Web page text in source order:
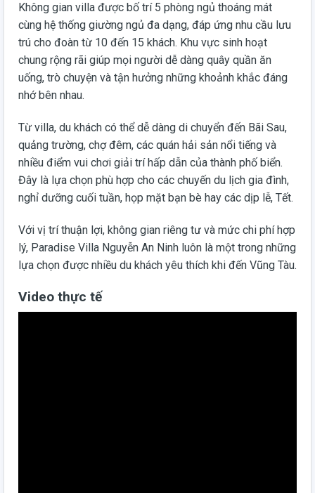
Không gian villa được bố trí 5 phòng ngủ thoáng mát
cùng hệ thống giường ngủ đa dạng, đáp ứng nhu cầu lưu
trú cho đoàn từ 10 đến 15 khách. Khu vực sinh hoạt
chung rộng rãi giúp mọi người dễ dàng quây quần ăn
uống, trò chuyện và tận hưởng những khoảnh khắc đáng
nhớ bên nhau.
Từ villa, du khách có thể dễ dàng di chuyển đến Bãi Sau,
quảng trường, chợ đêm, các quán hải sản nổi tiếng và
nhiều điểm vui chơi giải trí hấp dẫn của thành phố biển.
Đây là lựa chọn phù hợp cho các chuyến du lịch gia đình,
nghỉ dưỡng cuối tuần, họp mặt bạn bè hay các dịp lễ, Tết.
Với vị trí thuận lợi, không gian riêng tư và mức chi phí hợp
lý, Paradise Villa Nguyễn An Ninh luôn là một trong những
lựa chọn được nhiều du khách yêu thích khi đến Vũng Tàu.
Video thực tế